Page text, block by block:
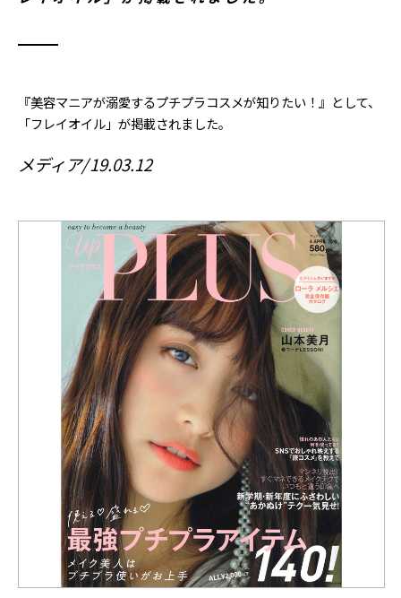
『美容マニアが溺愛するプチプラコスメが知りたい！』として、
「フレイオイル」が掲載されました。
メディア 19.03.12